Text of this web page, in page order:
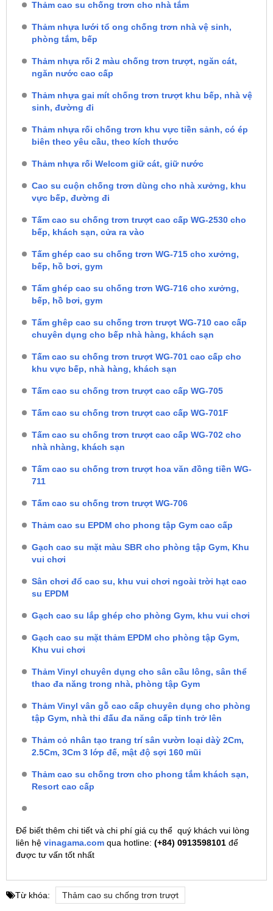
Thảm cao su chống trơn cho nhà tắm
Thảm nhựa lưới tổ ong chống trơn nhà vệ sinh,
phòng tắm, bếp
Thảm nhựa rối 2 màu chống trơn trượt, ngăn cát,
ngăn nước cao cấp
Thảm nhựa gai mít chống trơn trượt khu bếp, nhà vệ
sinh, đường đi
Thảm nhựa rối chống trơn khu vực tiền sảnh, có ép
biên theo yêu cầu, theo kích thước
Thảm nhựa rối Welcom giữ cát, giữ nước
Cao su cuộn chống trơn dùng cho nhà xưởng, khu
vực bếp, đường đi
Tấm cao su chống trơn trượt cao cấp WG-2530 cho
bếp, khách sạn, cửa ra vào
Tấm ghép cao su chống trơn WG-715 cho xưởng,
bếp, hồ bơi, gym
Tấm ghép cao su chống trơn WG-716 cho xưởng,
bếp, hồ bơi, gym
Tấm ghêp cao su chống trơn trượt WG-710 cao cấp
chuyên dụng cho bếp nhà hàng, khách sạn
Tấm cao su chống trơn trượt WG-701 cao cấp cho
khu vực bếp, nhà hàng, khách sạn
Tấm cao su chống trơn trượt cao cấp WG-705
Tấm cao su chống trơn trượt cao cấp WG-701F
Tấm cao su chống trơn trượt cao cấp WG-702 cho
nhà nhàng, khách sạn
Tấm cao su chống trơn trượt hoa văn đồng tiền WG-
711
Tấm cao su chống trơn trượt WG-706
Thảm cao su EPDM cho phong tập Gym cao cấp
Gạch cao su mặt màu SBR cho phòng tập Gym, Khu
vui chơi
Sân chơi đổ cao su, khu vui chơi ngoài trời hạt cao
su EPDM
Gạch cao su lắp ghép cho phòng Gym, khu vui chơi
Gạch cao su mặt thảm EPDM cho phòng tập Gym,
Khu vui chơi
Thảm Vinyl chuyên dụng cho sân cầu lông, sân thể
thao đa năng trong nhà, phòng tập Gym
Thảm Vinyl vân gỗ cao cấp chuyên dụng cho phòng
tập Gym, nhà thi đấu đa năng cấp tỉnh trở lên
Thảm cỏ nhân tạo trang trí sân vườn loại dàỳ 2Cm,
2.5Cm, 3Cm 3 lớp đế, mật độ sợi 160 mũi
Thảm cao su chống trơn cho phong tắm khách sạn,
Resort cao cấp
Để biết thêm chi tiết và chi phí giá cụ thể quý khách vui lòng
liên hệ vinagama.com qua hotline: (+84) 0913598101 để
được tư vấn tốt nhất
Từ khóa: Thảm cao su chống trơn trượt